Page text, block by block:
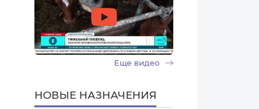
Еще видео
НОВЫЕ НАЗНАЧЕНИЯ